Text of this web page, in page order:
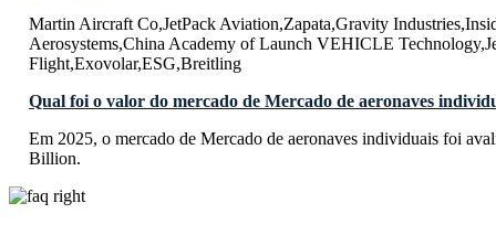
Martin Aircraft Co,JetPack Aviation,Zapata,Gravity
Aerosystems,China Academy of Launch VEHICLE
Flight,Exovolar,ESG,Breitling
Qual foi o valor do mercado de Mercado de aeronaves
Em 2025, o mercado de Mercado de aeronaves individuais foi
Billion.